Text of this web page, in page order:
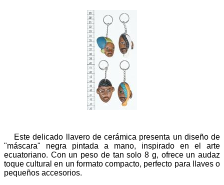
Este delicado llavero de cerámica presenta un diseño de
"máscara" negra pintada a mano, inspirado en el arte
ecuatoriano. Con un peso de tan solo 8 g, ofrece un audaz
toque cultural en un formato compacto, perfecto para llaves o
pequeños accesorios.